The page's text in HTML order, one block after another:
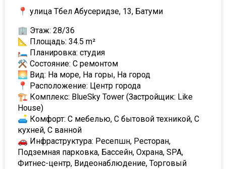
📍 улица Тбел Абусеридзе, 13, Батуми
🏢 Этаж: 28/36
📐 Площадь: 34.5 m²
🛏 Планировка: студия
⚒ Состояние: С ремонтом
🌅 Вид: На море, На горы, На город
📍 Расположение: Центр города
🏗 Комплекс: BlueSky Tower (Застройщик: Like
House)
🛋 Комфорт: С мебелью, С бытовой техникой, С
кухней, С ванной
🚗 Инфраструктура: Ресепшн, Ресторан,
Подземная парковка, Бассейн, Охрана, SPA,
Фитнес-центр, Видеонаблюдение, Торговый